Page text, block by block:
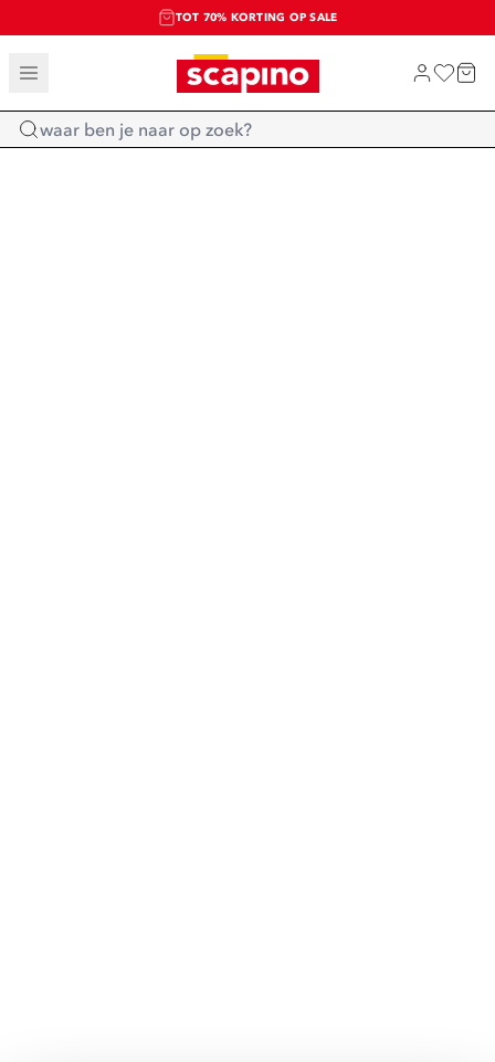
TOT 70% KORTING OP SALE
SALE: LAATSTE KANS!
SHOP NIEUW
Home